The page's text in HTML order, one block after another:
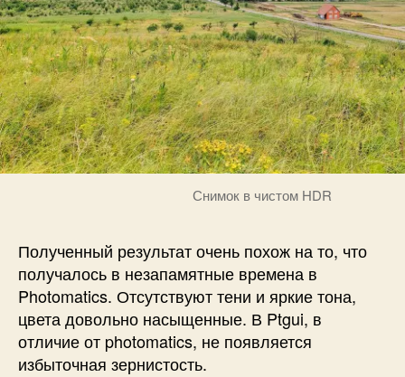
Снимок в чистом HDR
Полученный результат очень похож на то, что
получалось в незапамятные времена в
Photomatics. Отсутствуют тени и яркие тона,
цвета довольно насыщенные. В Ptgui, в
отличие от photomatics, не появляется
избыточная зернистость.